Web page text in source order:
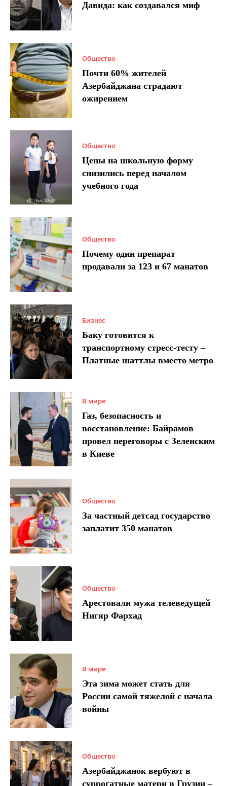
Давида: как создавался миф
Общество
Почти 60% жителей
Азербайджана страдают
ожирением
Общество
Цены на школьную форму
снизились перед началом
учебного года
Общество
Почему один препарат
продавали за 123 и 67 манатов
Бизнес
Баку готовится к
транспортному стресс-тесту –
Платные шаттлы вместо метро
В мире
Газ, безопасность и
восстановление: Байрамов
провел переговоры с Зеленским
в Киеве
Общество
За частный детсад государство
заплатит 350 манатов
Общество
Арестовали мужа телеведущей
Нигяр Фархад
В мире
Эта зима может стать для
России самой тяжелой с начала
войны
Общество
Азербайджанок вербуют в
суррогатные матери в Грузии –